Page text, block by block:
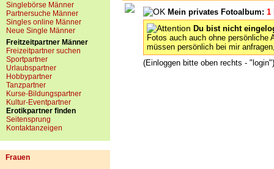
Singlebörse Männer
Partnersuche Männer
Singles online Männer
Neue Single Männer
Freitzeitpartner Männer
Freizeitpartner suchen
Sportpartner
Urlaubspartner
Hobbypartner
Tanzpartner
Kurse-Bildungspartner
Kultur-Eventpartner
Erotikpartner finden
Seitensprung
Kontaktanzeigen
Frauen
Mein privates Fotoalbum: 1
Du bist nicht
Fotos auch auch ohne persönliche
müssen persönlich bei mir
(Einloggen bitte oben rechts - "login")